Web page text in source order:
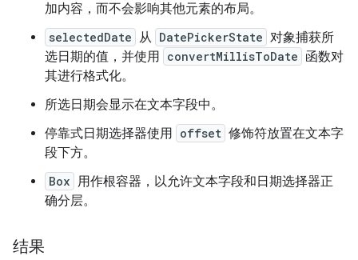
加内容，而不会影响其他元素的布局。
selectedDate 从 DatePickerState 对象捕获所
选日期的值，并使用 convertMillisToDate 函数对
其进行格式化。
所选日期会显示在文本字段中。
停靠式日期选择器使用 offset 修饰符放置在文本字
段下方。
Box 用作根容器，以允许文本字段和日期选择器正
确分层。
结果